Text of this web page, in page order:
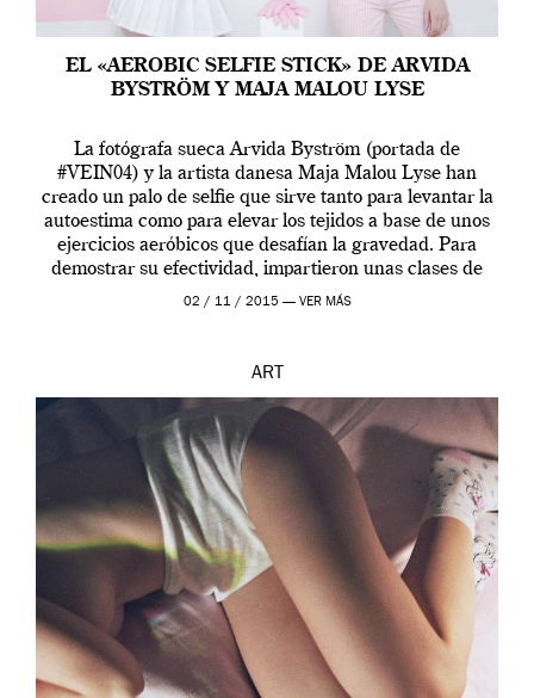
EL «AEROBIC SELFIE STICK» DE ARVIDA
BYSTRÖM Y MAJA MALOU LYSE
La fotógrafa sueca Arvida Byström (portada de
#VEIN04) y la artista danesa Maja Malou Lyse han
creado un palo de selfie que sirve tanto para levantar la
autoestima como para elevar los tejidos a base de unos
ejercicios aeróbicos que desafían la gravedad. Para
demostrar su efectividad, impartieron unas clases de
prueba en el Tate […]
02 / 11 / 2015 — VER MÁS
ART